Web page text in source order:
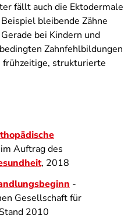
fällt auch die Ektodermale
bleibende Zähne
bei Kindern und
Zahnfehlbildungen
frühzeitige, strukturierte
im Auftrag des
, 2018
-
Gesellschaft für
2010